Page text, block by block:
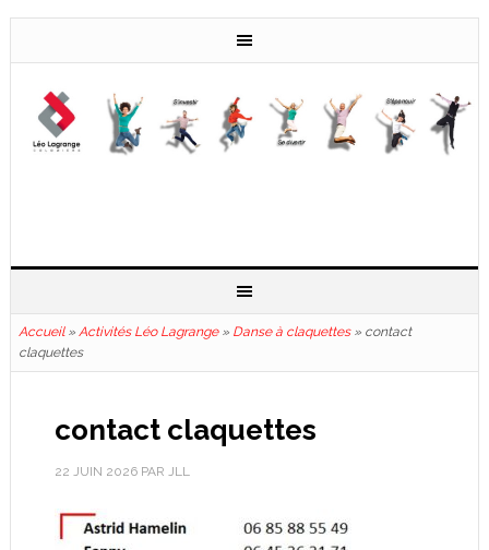
Accueil» Activités Léo Lagrange» Danse à claquettes» contact
claquettes
contact claquettes
22 JUIN 2026PAR JLL